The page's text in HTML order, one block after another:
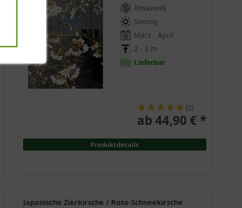
Rosaweiß
Sonnig
März - April
2 - 3 m
Lieferbar
(2)
ab 44,90 € *
Produktdetails
Japanische Zierkirsche / Rosa-Schneekirsche